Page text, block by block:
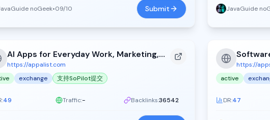
noGeek•09/10 Submit JavaGuide
AI Apps for Everyday Work, Marketing, and Productivity - Appa List (2026)
https://appalist.com
exchange 支持SoPilot提交
49 Traffic:- Backlinks:36542
https://
active
DR:47